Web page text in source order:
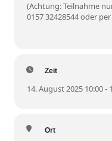
(Achtung: Teilnahme
0157 32428544 oder
Zeit
14. August 2025 10:00 -
Ort